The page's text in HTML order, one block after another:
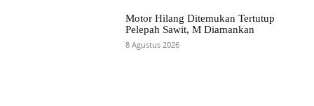
Motor Hilang Ditemukan Tertutup
Pelepah Sawit, M Diamankan
8 Agustus 2026